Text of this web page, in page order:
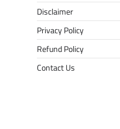
Disclaimer
Privacy Policy
Refund Policy
Contact Us